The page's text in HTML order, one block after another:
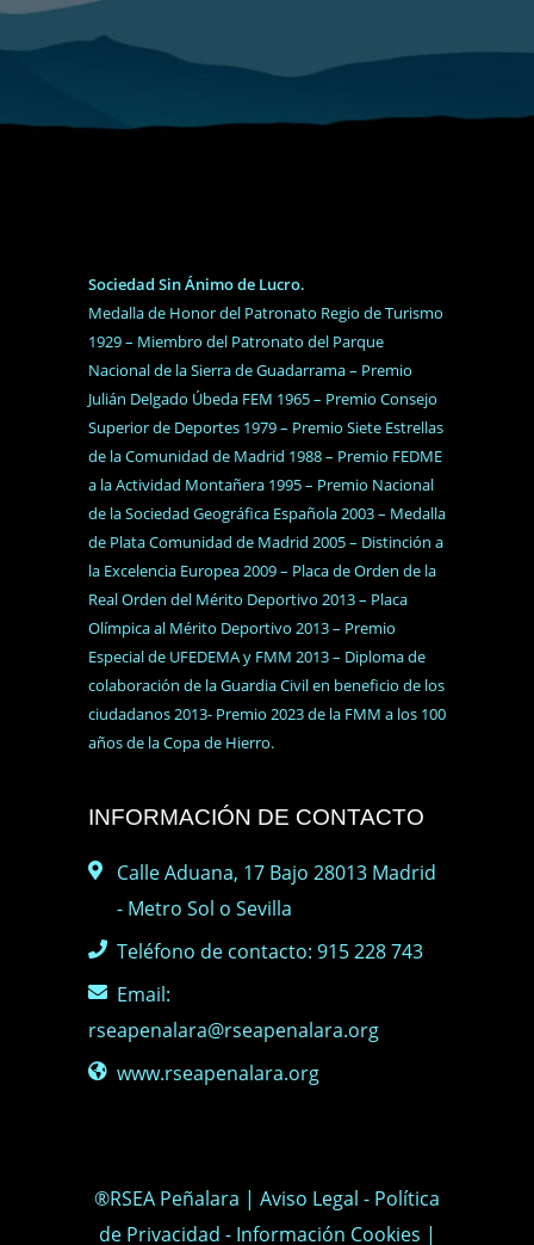
Sociedad Sin Ánimo de Lucro.
Medalla de Honor del Patronato Regio de Turismo
1929 – Miembro del Patronato del Parque
Nacional de la Sierra de Guadarrama – Premio
Julián Delgado Úbeda FEM 1965 – Premio Consejo
Superior de Deportes 1979 – Premio Siete Estrellas
de la Comunidad de Madrid 1988 – Premio FEDME
a la Actividad Montañera 1995 – Premio Nacional
de la Sociedad Geográfica Española 2003 – Medalla
de Plata Comunidad de Madrid 2005 – Distinción a
la Excelencia Europea 2009 – Placa de Orden de la
Real Orden del Mérito Deportivo 2013 – Placa
Olímpica al Mérito Deportivo 2013 – Premio
Especial de UFEDEMA y FMM 2013 – Diploma de
colaboración de la Guardia Civil en beneficio de los
ciudadanos 2013- Premio 2023 de la FMM a los 100
años de la Copa de Hierro.
INFORMACIÓN DE CONTACTO
Calle Aduana, 17 Bajo 28013 Madrid
- Metro Sol o Sevilla
Teléfono de contacto: 915 228 743
Email:
rseapenalara@rseapenalara.org
www.rseapenalara.org
®RSEA Peñalara | Aviso Legal - Política
de Privacidad - Información Cookies |